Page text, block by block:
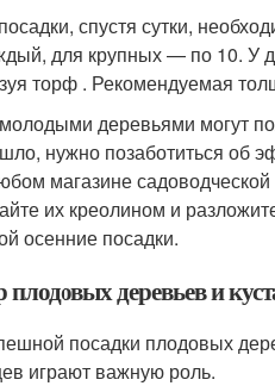
спустя сутки,
для крупных — по 10. У
торф . Рекомендуемая
деревьями могут
нужно позаботиться об
магазине
их креолином и
осенние посадки.
деревьев и
посадки плодовых
играют важную роль.